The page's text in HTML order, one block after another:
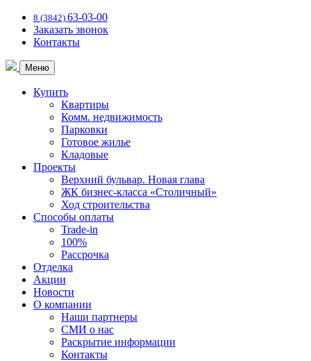
8 (3842) 63-03-00
Заказать звонок
Контакты
Меню
Купить
Квартиры
Комм. недвижимость
Парковки
Готовое жилье
Кладовые
Проекты
Верхний бульвар. Новая глава
ЖК бизнес-класса «Столичный»
Ход строительства
Способы оплаты
Trade-in
100%
Рассрочка
Отделка
Акции
Новости
О компании
Наши партнеры
СМИ о нас
Раскрытие информации
Контакты